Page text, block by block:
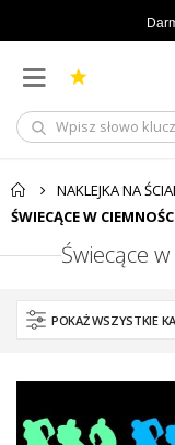
NAKLEJKA NA
ŚWIECĄCE W
Świecące
POKAŻ WSZYSTKIE